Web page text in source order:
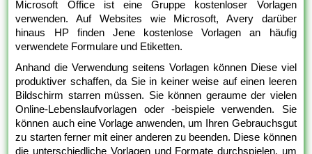
Microsoft Office ist eine Gruppe kostenloser Vorlagen
verwenden. Auf Websites wie Microsoft, Avery darüber
hinaus HP finden Jene kostenlose Vorlagen an häufig
verwendete Formulare und Etiketten.
Anhand die Verwendung seitens Vorlagen können Diese viel
produktiver schaffen, da Sie in keiner weise auf einen leeren
Bildschirm starren müssen. Sie können geraume der vielen
Online-Lebenslaufvorlagen oder -beispiele verwenden. Sie
können auch eine Vorlage anwenden, um Ihren Gebrauchsgut
zu starten ferner mit einer anderen zu beenden. Diese können
die unterschiedliche Vorlagen und Formate durchspielen, um